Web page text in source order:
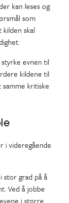
kan leses og
som
kilden skal
evnen til
kildene til
kritiske
i videregående
stor grad på å
Ved å jobbe
i større